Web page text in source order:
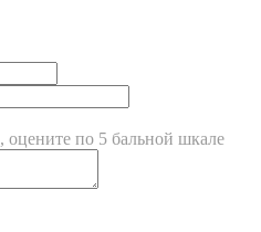
оцените по 5 бальной шкале